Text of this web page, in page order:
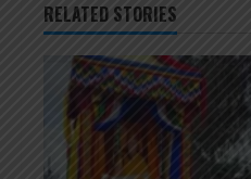
RELATED STORIES